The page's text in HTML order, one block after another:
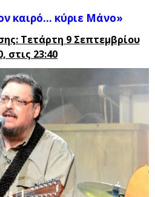
καιρό… κύριε Μάνο»
Τετάρτη 9 Σεπτεμβρίου
στις 23:40